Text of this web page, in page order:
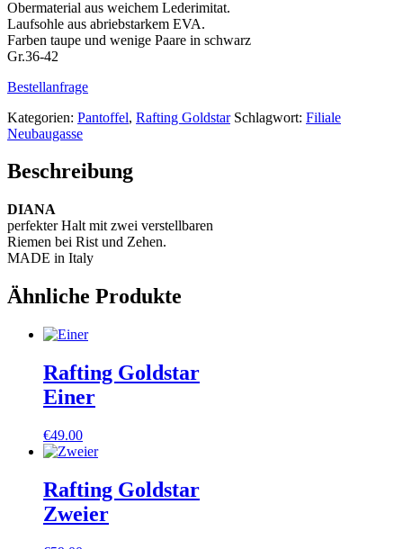
Obermaterial aus weichem Lederimitat.
Laufsohle aus abriebstarkem EVA.
Farben taupe und wenige Paare in schwarz
Gr.36-42
Bestellanfrage
Kategorien: Pantoffel, Rafting Goldstar Schlagwort: Filiale
Neubaugasse
Beschreibung
DIANA
perfekter Halt mit zwei verstellbaren
Riemen bei Rist und Zehen.
MADE in Italy
Ähnliche Produkte
Rafting Goldstar
Einer
€49.00
Rafting Goldstar
Zweier